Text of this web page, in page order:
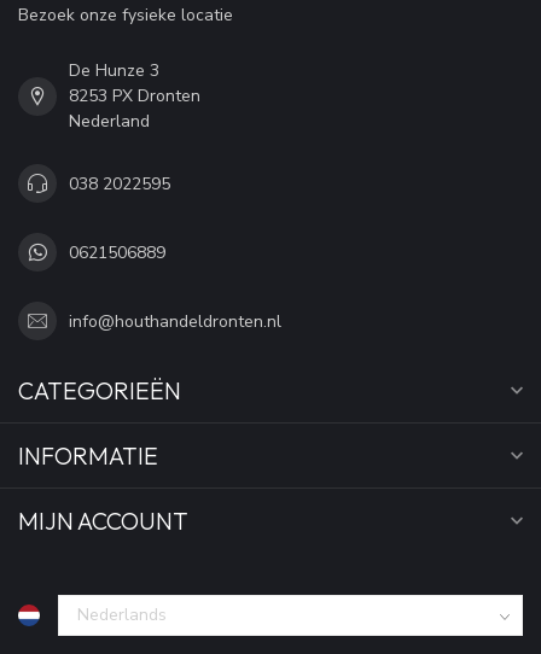
Bezoek onze fysieke locatie
De Hunze 3
8253 PX Dronten
Nederland
038 2022595
0621506889
info@houthandeldronten.nl
CATEGORIEËN
INFORMATIE
MIJN ACCOUNT